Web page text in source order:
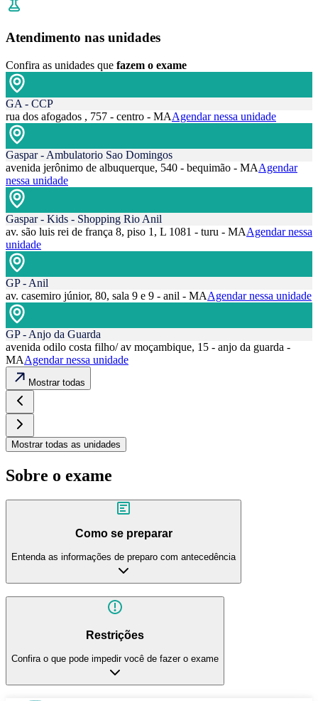
Atendimento nas unidades
Confira as unidades que fazem o exame
GA - CCP
rua dos afogados , 757 - centro - MAAgendar nessa unidade
Gaspar - Ambulatorio Sao Domingos
avenida jerônimo de albuquerque, 540 - bequimão - MAAgendar
nessa unidade
Gaspar - Kids - Shopping Rio Anil
av. são luis rei de frança 8, piso 1, L 1081 - turu - MAAgendar nessa
unidade
GP - Anil
av. casemiro júnior, 80, sala 9 e 9 - anil - MAAgendar nessa unidade
GP - Anjo da Guarda
avenida odilo costa filho/ av moçambique, 15 - anjo da guarda -
MAAgendar nessa unidade
Mostrar todas
Mostrar todas as unidades
Sobre o exame
Como se preparar
Entenda as informações de preparo com antecedência
Restrições
Confira o que pode impedir você de fazer o exame